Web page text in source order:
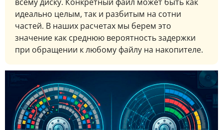
идеально целым, так и разбитым на сотни
частей. В наших расчетах мы берем это
значение как среднюю вероятность задержки
при обращении к любому файлу на накопителе.